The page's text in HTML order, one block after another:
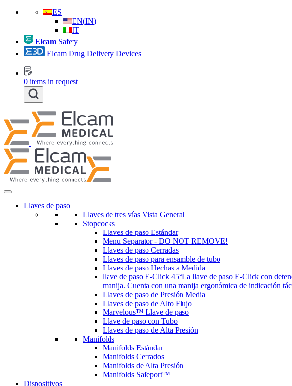
ES
EN(IN)
IT
Elcam Safety
Elcam Drug Delivery Devices
0 items in request
Llaves de paso
Llaves de tres vías Vista General
Stopcocks
Llaves de paso Estándar
Menu Separator - DO NOT REMOVE!
Llaves de paso Cerradas
Llaves de paso para ensamble de tubo
Llaves de paso Hechas a Medida
llave de paso E-Click 45°La llave de paso E-Click con
manija. Cuenta con una manija ergonómica de indicación
Llaves de paso de Presión Media
Llaves de paso de Alto Flujo
Marvelous™ Llave de paso
Llave de paso con Tubo
Llaves de paso de Alta Presión
Manifolds
Manifolds Estándar
Manifolds Cerrados
Manifolds de Alta Presión
Manifolds Safeport™
Dispositivos